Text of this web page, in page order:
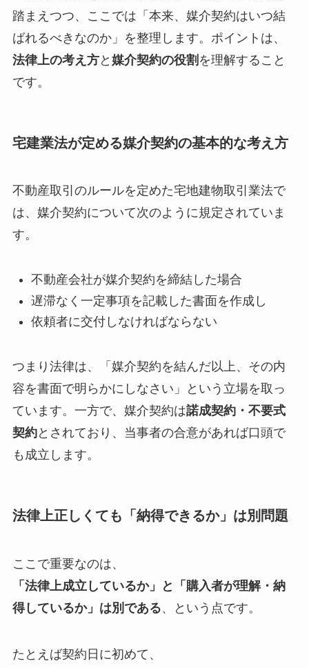
踏まえつつ、ここでは「本来、媒介契約はいつ結
ばれるべきなのか」を整理します。ポイントは、
法律上の考え方と 媒介契約の役割 を理解すること
です。
宅建業法が定める媒介契約の基本的な考え方
不動産取引のルールを定めた宅地建物取引業法で
は、媒介契約について次のように規定されていま
す。
不動産会社が媒介契約を締結した場合
遅滞なく一定事項を記載した書面を作成し
依頼者に交付しなければならない
つまり法律は、「媒介契約を結んだ以上、その内
容を書面で明らかにしなさい」という立場を取っ
ています。一方で、媒介契約は諾成契約・不要式
契約とされており、当事者の合意があれば口頭で
も成立します。
法律上正しくても「納得できるか」は別問題
ここで重要なのは、
「法律上成立しているか」と「購入者が理解・納
得しているか」は別である、という点です。
たとえば契約日に初めて、